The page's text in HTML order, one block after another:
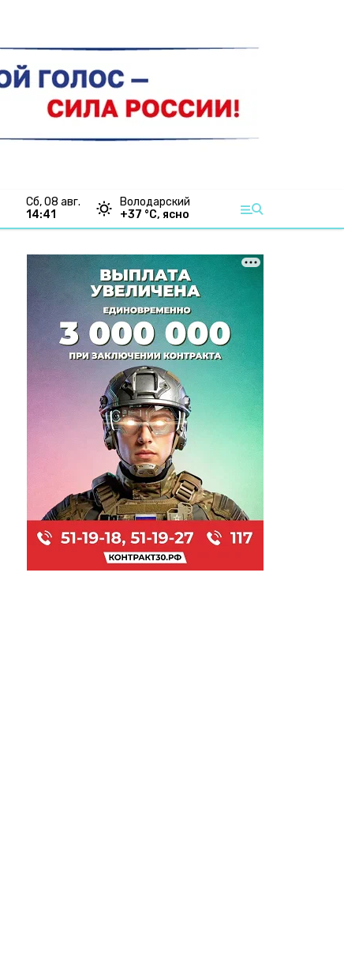
сб, 08 авг.
14:41
Володарский
+37 °С, ясно